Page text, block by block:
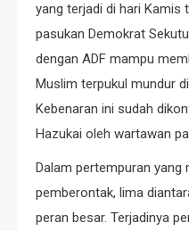
yang terjadi di hari Kamis
pasukan Demokrat
dengan ADF mampu
Muslim terpukul mundur
Kebenaran ini sudah
Hazukai oleh wartawan
Dalam pertempuran yang
pemberontak, lima
peran besar. Terjadinya